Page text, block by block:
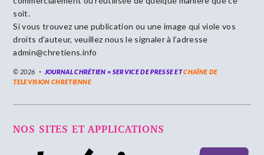
soit.
Si vous trouvez une publication ou une image qui viole vos
droits d’auteur, veuillez nous le signaler à l’adresse
admin@chretiens.info
© 2026 JOURNAL CHRÉTIEN = SERVICE DE PRESSE ETCHAÎNE DE
TELEVISION CHRETIENNE
NOS SITES ET APPLICATIONS